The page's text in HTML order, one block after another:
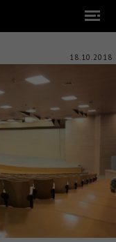
18.10.2018